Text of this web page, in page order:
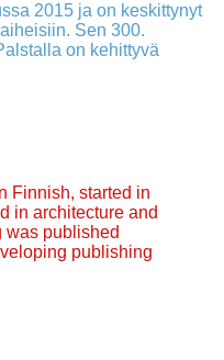
2015 ja on keskittynyt
Sen 300.
on kehittyvä
Finnish, started in
in architecture and
was published
publishing